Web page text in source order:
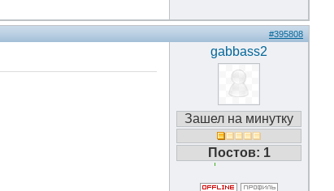
#395808
gabbass2
Зашел на минутку
Постов: 1